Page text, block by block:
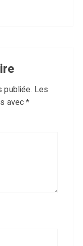
publiée. Les
avec*